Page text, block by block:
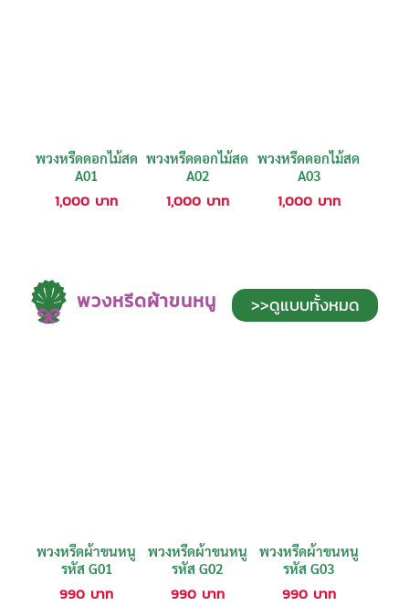
พวงหรีดดอกไม้สด
A01
1,000 บาท
พวงหรีดดอกไม้สด
A02
1,000 บาท
พวงหรีดดอกไม้สด
A03
1,000 บาท
พวงหรีดผ้าขนหนู >>ดูแบบทั้งหมด
พวงหรีดผ้าขนหนู
รหัส G01
990 บาท
พวงหรีดผ้าขนหนู
รหัส G02
990 บาท
พวงหรีดผ้าขนหนู
รหัส G03
990 บาท